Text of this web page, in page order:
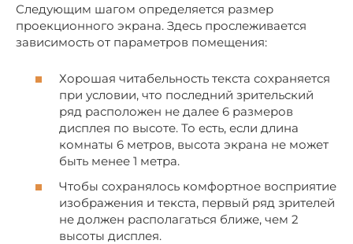
Следующим шагом определяется размер
проекционного экрана. Здесь прослеживается
зависимость от параметров помещения:
Хорошая читабельность текста сохраняется
при условии, что последний зрительский
ряд расположен не далее 6 размеров
дисплея по высоте. То есть, если длина
комнаты 6 метров, высота экрана не может
быть менее 1 метра.
Чтобы сохранялось комфортное восприятие
изображения и текста, первый ряд зрителей
не должен располагаться ближе, чем 2
высоты дисплея.